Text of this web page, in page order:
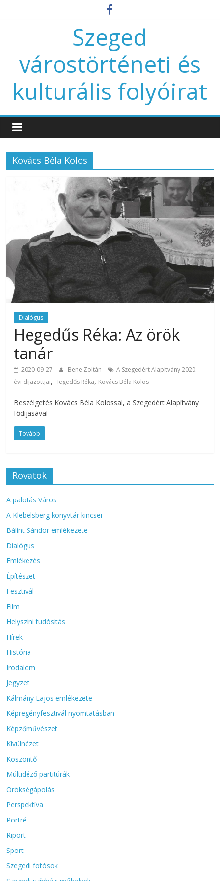
Szeged
várostörténeti és
kulturális folyóirat
Kovács Béla Kolos
Dialógus
Hegedűs Réka: Az örök
tanár
2020-09-27 Bene Zoltán
A Szegedért Alapítvány 2020.
évi díjazottjai, Hegedűs Réka, Kovács Béla Kolos
Beszélgetés Kovács Béla Kolossal, a Szegedért Alapítvány
fődíjasával
Tovább
Rovatok
A palotás Város
A Klebelsberg könyvtár kincsei
Bálint Sándor emlékezete
Dialógus
Emlékezés
Építészet
Fesztivál
Film
Helyszíni tudósítás
Hírek
História
Irodalom
Jegyzet
Kálmány Lajos emlékezete
Képregényfesztivál nyomtatásban
Képzőművészet
Kívülnézet
Köszöntő
Múltidéző partitúrák
Örökségápolás
Perspektíva
Portré
Riport
Sport
Szegedi fotósok